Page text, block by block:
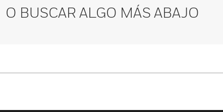
O BUSCAR ALGO MÁS ABAJO